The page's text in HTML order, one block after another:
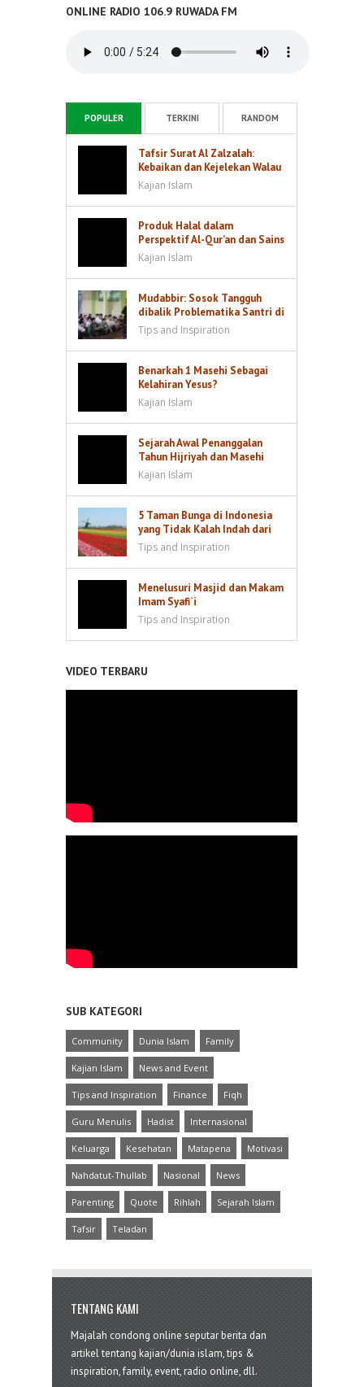
ONLINE RADIO 106.9 RUWADA FM
POPULER TERKINI RANDOM
Tafsir Surat Al Zalzalah:
Kebaikan dan Kejelekan Walau
Sebesar Dzarrah akan Dibalas
Kajian Islam
Produk Halal dalam
Perspektif Al-Qur’an dan Sains
Kajian Islam
Mudabbir: Sosok Tangguh
dibalik Problematika Santri di
Kamar
Tips and Inspiration
Benarkah 1 Masehi Sebagai
Kelahiran Yesus?
Kajian Islam
Sejarah Awal Penanggalan
Tahun Hijriyah dan Masehi
Kajian Islam
5 Taman Bunga di Indonesia
yang Tidak Kalah Indah dari
Keukenhof di Belanda
Tips and Inspiration
Menelusuri Masjid dan Makam
Imam Syafi`i
Tips and Inspiration
VIDEO TERBARU
SUB KATEGORI
Community Dunia Islam Family
Kajian Islam News and Event
Tips and Inspiration Finance Fiqh
Guru Menulis Hadist Internasional
Keluarga Kesehatan Matapena Motivasi
Nahdatut-Thullab Nasional News
Parenting Quote Rihlah Sejarah Islam
Tafsir Teladan
TENTANG KAMI
Majalah condong online seputar berita dan
artikel tentang kajian/dunia islam, tips &
inspiration, family, event, radio online, dll.